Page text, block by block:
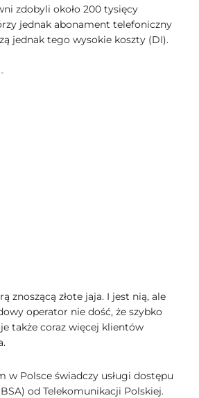
zdobyli około 200 tysięcy
jednak abonament telefoniczny
jednak tego wysokie koszty (DI).
znoszącą złote jaja. I jest nią, ale
operator nie dość, że szybko
także coraz więcej klientów
w Polsce świadczy usługi dostępu
od Telekomunikacji Polskiej.